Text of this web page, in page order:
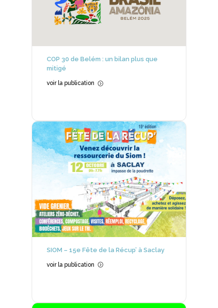
COP 30 de Belém : un bilan plus que
mitigé
voir la publication =
SIOM – 15e Fête de la Récup’ à Saclay
voir la publication =